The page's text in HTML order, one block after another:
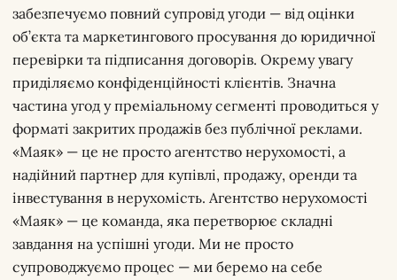
забезпечуємо повний супровід угоди — від оцінки
об’єкта та маркетингового просування до юридичної
перевірки та підписання договорів. Окрему увагу
приділяємо конфіденційності клієнтів. Значна
частина угод у преміальному сегменті проводиться у
форматі закритих продажів без публічної реклами.
«Маяк» — це не просто агентство нерухомості, а
надійний партнер для купівлі, продажу, оренди та
інвестування в нерухомість. Агентство нерухомості
«Маяк» — це команда, яка перетворює складні
завдання на успішні угоди. Ми не просто
супроводжуємо процес — ми беремо на себе